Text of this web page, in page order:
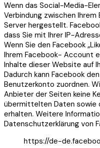
Wenn das Social-Media-
Verbindung zwischen
Server hergestellt.
dass Sie mit Ihrer IP-
Wenn Sie den Facebook
Ihrem Facebook- Account
Inhalte dieser Website auf
Dadurch kann Facebook
Benutzerkonto zuordnen.
Anbieter der Seiten keine
übermittelten Daten sowie
erhalten. Weitere
Datenschutzerklärung von
https://de-